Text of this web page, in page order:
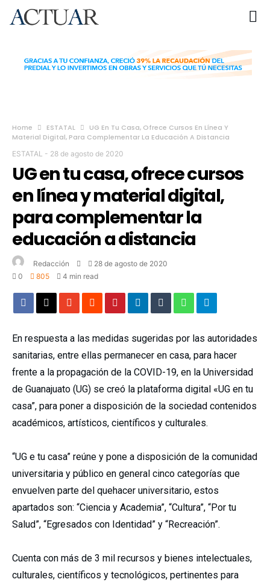
Home ESTATAL
UG En Tu Casa, Ofrece Cursos En Línea Y
Material Digital, Para Complementar La Educación A Distancia
ESTATAL - 28 de agosto de 2020
UG en tu casa, ofrece cursos
en línea y material digital,
para complementar la
educación a distancia
Redacción
28 de agosto de 2020
0
805 4 min read
En respuesta a las medidas sugeridas por las autoridades
sanitarias, entre ellas permanecer en casa, para hacer
frente a la propagación de la COVID-19, en la Universidad
de Guanajuato (UG) se creó la plataforma digital «UG en tu
casa”, para poner a disposición de la sociedad contenidos
académicos, artísticos, científicos y culturales.
“UG e tu casa” reúne y pone a disposición de la comunidad
universitaria y público en general cinco categorías que
envuelven parte del quehacer universitario, estos
apartados son: “Ciencia y Academia”, “Cultura”, “Por tu
Salud”, “Egresados con Identidad” y “Recreación”.
Cuenta con más de 3 mil recursos y bienes intelectuales,
culturales, científicos y tecnológicos, pertinentes para